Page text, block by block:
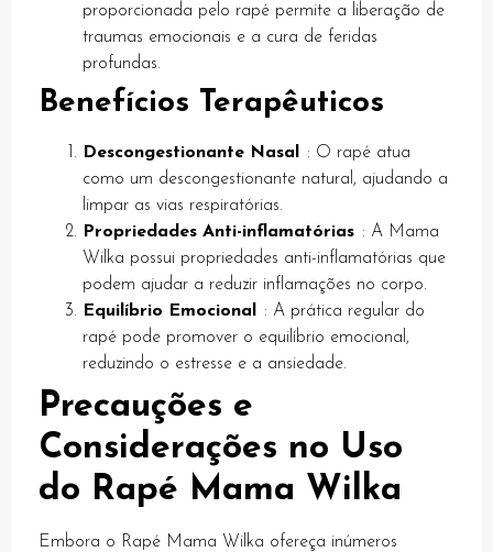
panel
panel
panel
Panel
proporcionada pelo rapé permite a liberação de
traumas emocionais e a cura de feridas
profundas.
Benefícios Terapêuticos
Descongestionante Nasal
: O rapé atua
como um descongestionante natural, ajudando a
limpar as vias respiratórias.
Propriedades Anti-inflamatórias : A Mama
Wilka possui propriedades anti-inflamatórias que
podem ajudar a reduzir inflamações no corpo.
Equilíbrio Emocional
: A prática regular do
rapé pode promover o equilíbrio emocional,
reduzindo o estresse e a ansiedade.
Precauções e
Considerações no Uso
do Rapé Mama Wilka
Embora o Rapé Mama Wilka ofereça inúmeros